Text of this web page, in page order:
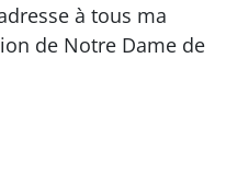
à tous ma
de Notre Dame de